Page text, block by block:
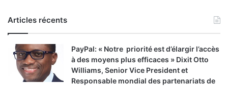
Articles récents
PayPal: « Notre priorité est d’élargir l’accès
à des moyens plus efficaces » Dixit Otto
Williams, Senior Vice President et
Responsable mondial des partenariats de